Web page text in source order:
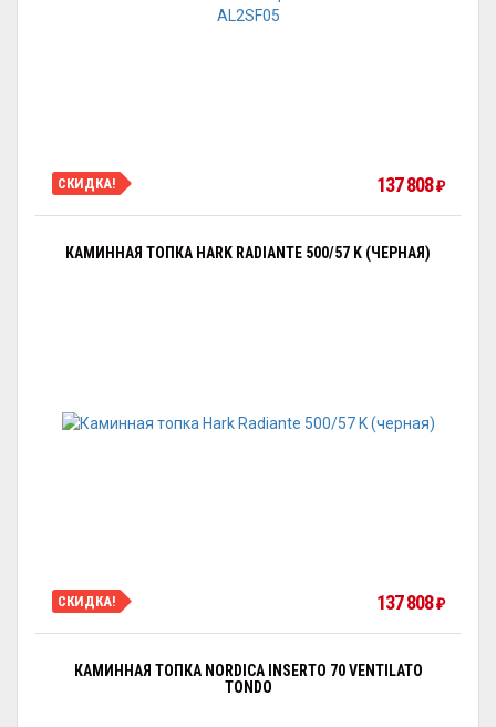
СКИДКА! 137 808 ₽
КАМИННАЯ ТОПКА HARK RADIANTE 500/57 K (ЧЕРНАЯ)
СКИДКА! 137 808 ₽
КАМИННАЯ ТОПКА NORDICA INSERTO 70 VENTILATO
TONDO